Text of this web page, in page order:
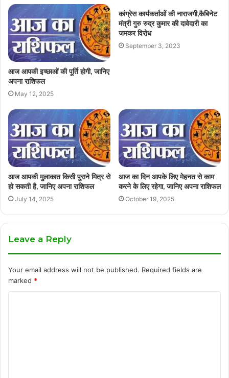
आज आपकी इच्छाओं की पूर्ति होगी, जानिए
अपना राशिफल
May 12, 2025
कांग्रेस कार्यकर्ताओं की नाराजगी,कैबिनेट
मंत्री गुरु रुद्र कुमार की दावेदारी का
जमकर विरोध
September 3, 2023
आज आपकी मुलाकात किसी पुराने मित्र से
हो सकती है, जानिए अपना राशिफल
July 14, 2025
आज का दिन आपके लिए मेहनत से काम
करने के लिए रहेगा, जानिए अपना राशिफल
October 19, 2025
Leave a Reply
Your email address will not be published. Required fields are
marked *